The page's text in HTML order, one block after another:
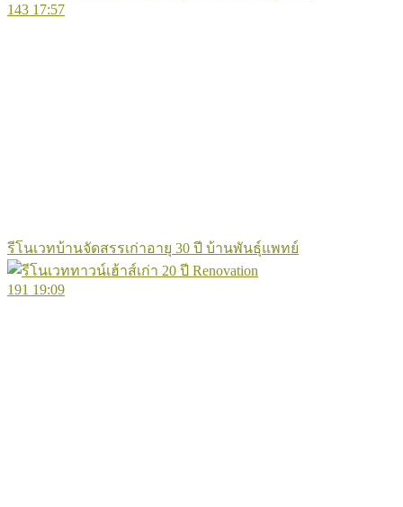
143 17:57
รีโนเวทบ้านจัดสรรเก่าอายุ 30 ปี บ้านพันธุ์แพทย์
191 19:09